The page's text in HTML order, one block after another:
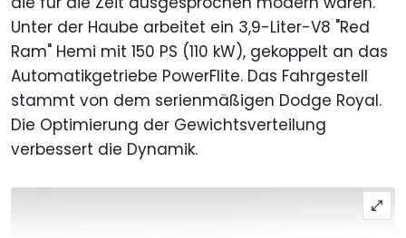
Unter der Haube arbeitet ein 3,9-Liter-V8 "Red
Ram" Hemi mit 150 PS (110 kW), gekoppelt an das
Automatikgetriebe PowerFlite. Das Fahrgestell
stammt von dem serienmäßigen Dodge Royal.
Die Optimierung der Gewichtsverteilung
verbessert die Dynamik.